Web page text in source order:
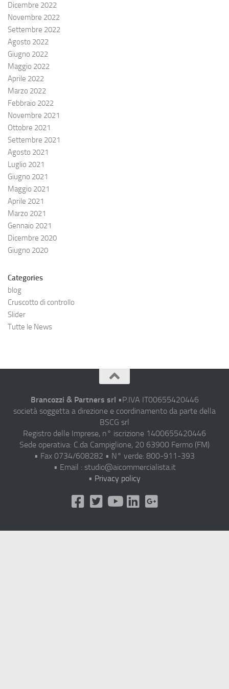
Dicembre 2022
Novembre 2022
Settembre 2022
Agosto 2022
Giugno 2022
Maggio 2022
Aprile 2022
Marzo 2022
Febbraio 2022
Novembre 2021
Ottobre 2021
Settembre 2021
Agosto 2021
Luglio 2021
Giugno 2021
Maggio 2021
Aprile 2021
Marzo 2021
Gennaio 2021
Dicembre 2020
Giugno 2020
Categories
blog
Cruscotto di controllo
Slider
Tutte le News
Brancozzi & Partners srl •P.IVA IT00655420446
società soggetta a direzione e coordinamento da parte della
BSCG srl
Registro delle Imprese, n° iscrizione 1400655420446
Sede operativa: C.da Campiglione, 20 63900 Fermo (FM)
• Fax 0734/608282 • N° verde: 800-911-393
• Email : studio@aicommercialista.it
• Privacy policy